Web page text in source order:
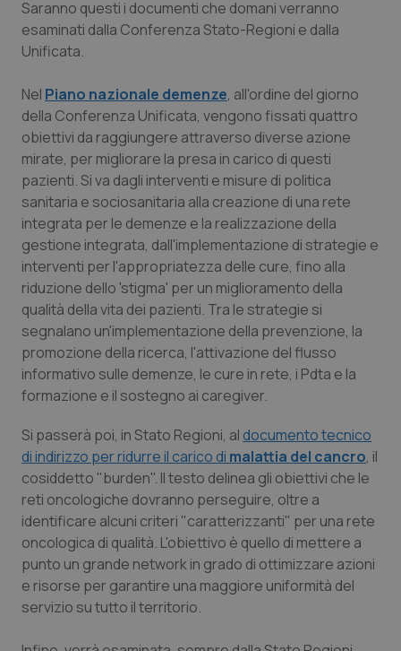
Lazio
Liguria
Lombardia
Marche
Molise
Piemonte
Provincia Autonoma di Bolzano
Provincia Autonoma di Trento
Sardegna
Sicilia
Toscana
Umbria
Diabete & glucometri
Disturbi dell’umore
Dolore
Donna & Salute
Epatiti
HIV
Infezioni & Febbre
Ipertensione & Scompenso
Malattia di Crohn & Rettocolite Ulcerosa
Neuroscienze & patologie neurodegenerative
Obesità
Oftalmologia
Saranno questi i documenti che domani verranno
esaminati dalla Conferenza Stato-Regioni e dalla
Unificata.
Nel Piano nazionale demenze, all'ordine del giorno
della Conferenza Unificata, vengono fissati quattro
obiettivi da raggiungere attraverso diverse azione
mirate, per migliorare la presa in carico di questi
pazienti. Si va dagli interventi e misure di politica
sanitaria e sociosanitaria alla creazione di una rete
integrata per le demenze e la realizzazione della
gestione integrata, dall'implementazione di strategie e
interventi per l'appropriatezza delle cure, fino alla
riduzione dello 'stigma' per un miglioramento della
qualità della vita dei pazienti. Tra le strategie si
segnalano un'implementazione della prevenzione, la
promozione della ricerca, l'attivazione del flusso
informativo sulle demenze, le cure in rete, i Pdta e la
formazione e il sostegno ai caregiver.
Si passerà poi, in Stato Regioni, al documento tecnico
di indirizzo per ridurre il carico di malattia del cancro, il
cosiddetto "burden". Il testo delinea gli obiettivi che le
reti oncologiche dovranno perseguire, oltre a
identificare alcuni criteri "caratterizzanti" per una rete
oncologica di qualità. L'obiettivo è quello di mettere a
punto un grande network in grado di ottimizzare azioni
e risorse per garantire una maggiore uniformità del
servizio su tutto il territorio.